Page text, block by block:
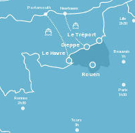
Le Havre
Dieppe
Le Tréport
Rennes
2h30
Tours
3h
Paris
1h30
Beauvais
1h
Lille
2h30
Newhaven
Portsmouth
Rouen